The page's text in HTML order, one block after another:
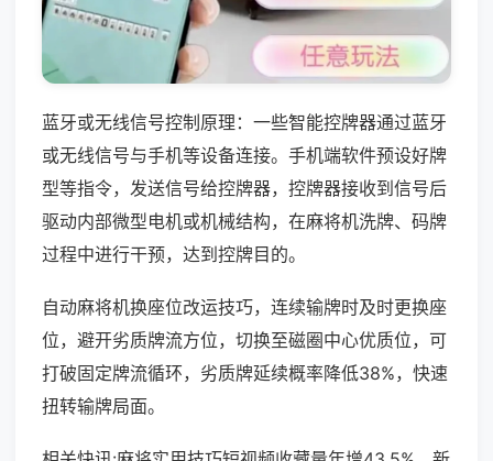
蓝牙或无线信号控制原理：一些智能控牌器通过蓝牙
或无线信号与手机等设备连接。手机端软件预设好牌
型等指令，发送信号给控牌器，控牌器接收到信号后
驱动内部微型电机或机械结构，在麻将机洗牌、码牌
过程中进行干预，达到控牌目的。
自动麻将机换座位改运技巧，连续输牌时及时更换座
位，避开劣质牌流方位，切换至磁圈中心优质位，可
打破固定牌流循环，劣质牌延续概率降低38%，快速
扭转输牌局面。